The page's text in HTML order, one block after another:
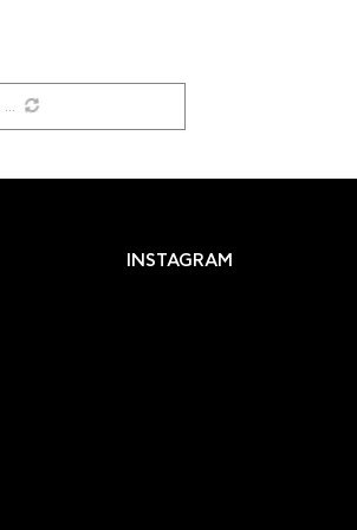
INSTAGRAM